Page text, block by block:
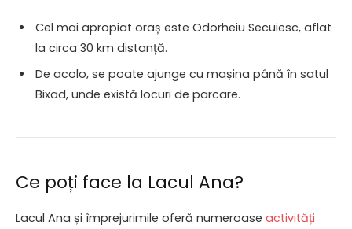
Cel mai apropiat oraș este Odorheiu Secuiesc, aflat
la circa 30 km distanță.
De acolo, se poate ajunge cu mașina până în satul
Bixad, unde există locuri de parcare.
Ce poți face la Lacul Ana?
Lacul Ana și împrejurimile oferă numeroase activități